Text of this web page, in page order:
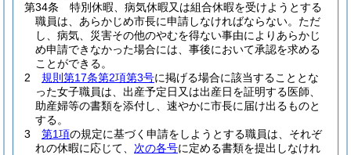
第34条
特別休暇、病気休暇又は組合休暇を受けようとする
職員は、あらかじめ市長に申請しなければならない。 ただ
し、病気、災害その他のやむを得ない事由によりあらかじ
め申請できなかった場合には、事後において承認を求める
ことができる。
2
規則第17条第2項第3号に掲げる場合に該当することとな
った女子職員は、出産予定日又は出産日を証明する医師、
助産婦等の書類を添付し、速やかに市長に届け出るものと
する。
3
第1項の規定に基づく申請をしようとする職員は、それぞ
れの休暇に応じて、 次の各号に定める書類を提出しなけれ